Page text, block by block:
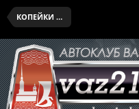
КОПЕЙКИ КЛУБА